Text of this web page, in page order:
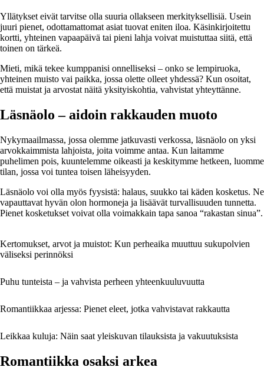
Yllätykset eivät tarvitse olla suuria ollakseen merkityksellisiä. Usein
juuri pienet, odottamattomat asiat tuovat eniten iloa. Käsinkirjoitettu
kortti, yhteinen vapaapäivä tai pieni lahja voivat muistuttaa siitä, että
toinen on tärkeä.
Mieti, mikä tekee kumppanisi onnelliseksi – onko se lempiruoka,
yhteinen muisto vai paikka, jossa olette olleet yhdessä? Kun osoitat,
että muistat ja arvostat näitä yksityiskohtia, vahvistat yhteyttänne.
Läsnäolo – aidoin rakkauden muoto
Nykymaailmassa, jossa olemme jatkuvasti verkossa, läsnäolo on yksi
arvokkaimmista lahjoista, joita voimme antaa. Kun laitamme
puhelimen pois, kuuntelemme oikeasti ja keskitymme hetkeen, luomme
tilan, jossa voi tuntea toisen läheisyyden.
Läsnäolo voi olla myös fyysistä: halaus, suukko tai käden kosketus. Ne
vapauttavat hyvän olon hormoneja ja lisäävät turvallisuuden tunnetta.
Pienet kosketukset voivat olla voimakkain tapa sanoa “rakastan sinua”.
Kertomukset, arvot ja muistot: Kun perheaika muuttuu sukupolvien
väliseksi perinnöksi
Puhu tunteista – ja vahvista perheen yhteenkuuluvuutta
Romantiikkaa arjessa: Pienet eleet, jotka vahvistavat rakkautta
Leikkaa kuluja: Näin saat yleiskuvan tilauksista ja vakuutuksista
Romantiikka osaksi arkea